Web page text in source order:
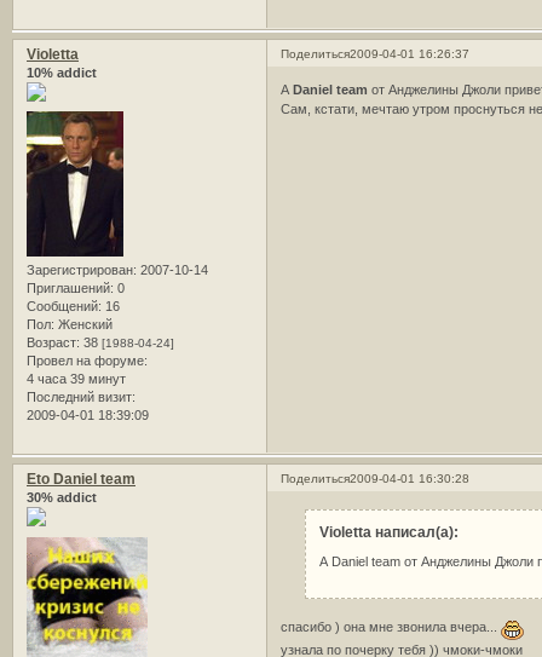
Поделиться2009-04-01 16:26:37
Violetta
10% addict
Зарегистрирован: 2007-10-14
Приглашений: 0
Сообщений: 16
Пол: Женский
Возраст: 38 [1988-04-24]
Провел на форуме:
4 часа 39 минут
Последний визит:
2009-04-01 18:39:09
АDaniel team от Анджелины Джоли
Сам, кстати, мечтаю утром проснуться
Поделиться2009-04-01 16:30:28
Eto Daniel team
30% addict
Violetta написал(а):
А Daniel team от Анджелины Джоли
спасибо ) она мне звонила вчера...
узнала по почерку тебя )) чмоки-чмоки